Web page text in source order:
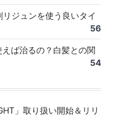
ジュンを使う良いタイ
56
ば治るの？白髪との関
54
」取り扱い開始＆リリ